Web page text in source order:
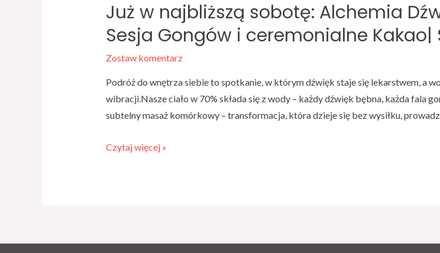
Już w najbliższą sobotę: Alchemia
Sesja Gongów i ceremonialne Kakao|
Zostaw komentarz
Podróż do wnętrza siebie to spotkanie, w którym dźwięk staje się lekarstwem, a
wibracji.Nasze ciało w 70% składa się z wody – każdy dźwięk bębna, każda fala
subtelny masaż komórkowy – transformacja, która dzieje się bez wysiłku,
Czytaj więcej »